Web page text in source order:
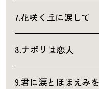
7.花咲く丘に涙して
8.ナポリは恋人
9.君に涙とほほえみを